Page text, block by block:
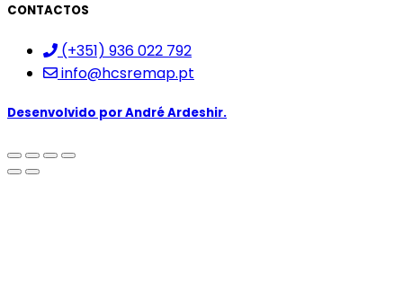
CONTACTOS
(+351) 936 022 792
info@hcsremap.pt
Desenvolvido porAndré Ardeshir.